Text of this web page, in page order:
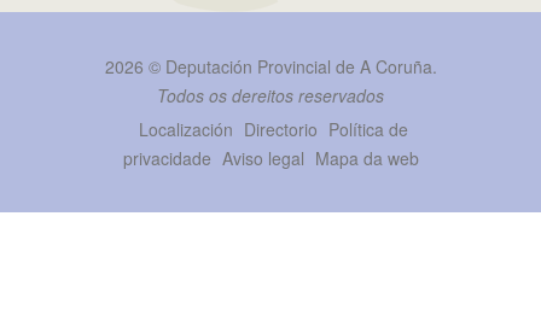
2026 © Deputación Provincial de A Coruña.
Todos os dereitos reservados
Localización Directorio Política de
privacidade Aviso legal Mapa da web